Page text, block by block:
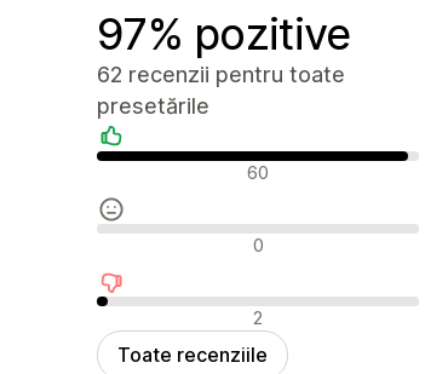
97% pozitive
62 recenzii pentru toate
presetările
Recenzii pozitive60
Recenzii neutre 0
Recenzii negative2
Toate recenziile